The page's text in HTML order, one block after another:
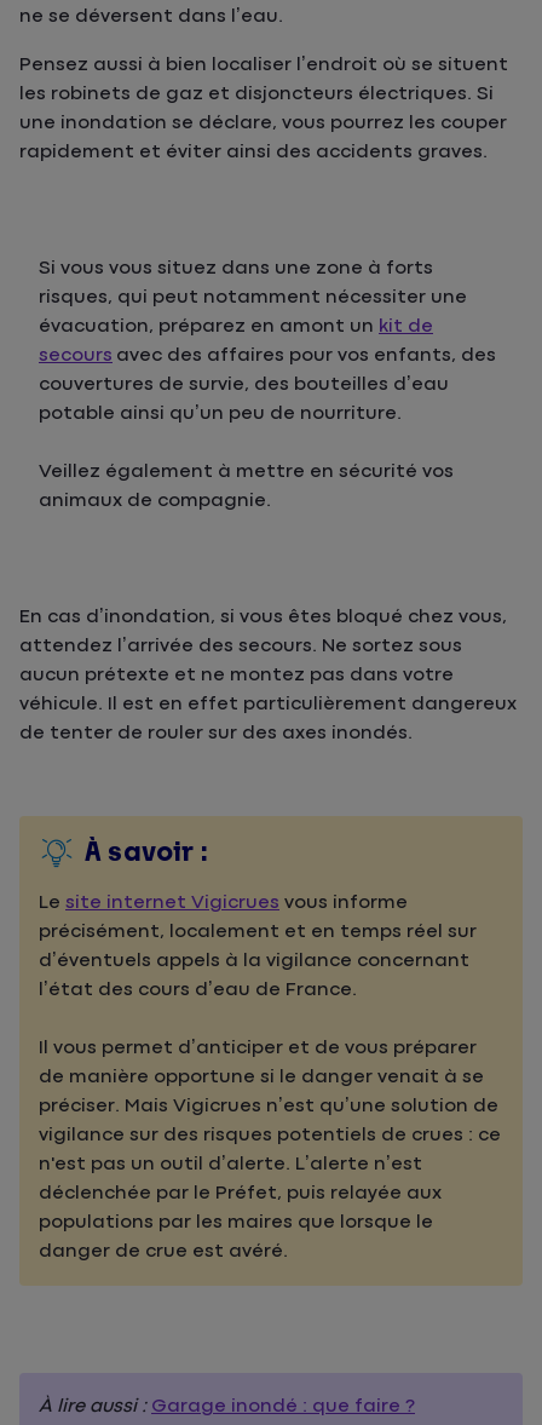
ne se déversent dans l’eau.
Pensez aussi à bien localiser l’endroit où se situent
les robinets de gaz et disjoncteurs électriques. Si
une inondation se déclare, vous pourrez les couper
rapidement et éviter ainsi des accidents graves.
Si vous vous situez dans une zone à forts
risques, qui peut notamment nécessiter une
évacuation, préparez en amont un kit de
secours avec des affaires pour vos enfants, des
couvertures de survie, des bouteilles d’eau
potable ainsi qu’un peu de nourriture.
Veillez également à mettre en sécurité vos
animaux de compagnie.
En cas d’inondation, si vous êtes bloqué chez vous,
attendez l’arrivée des secours. Ne sortez sous
aucun prétexte et ne montez pas dans votre
véhicule. Il est en effet particulièrement dangereux
de tenter de rouler sur des axes inondés.
À savoir :
Le site internet Vigicrues vous informe
précisément, localement et en temps réel sur
d’éventuels appels à la vigilance concernant
l’état des cours d’eau de France.
Il vous permet d’anticiper et de vous préparer
de manière opportune si le danger venait à se
préciser. Mais Vigicrues n’est qu’une solution de
vigilance sur des risques potentiels de crues : ce
n'est pas un outil d’alerte. L’alerte n’est
déclenchée par le Préfet, puis relayée aux
populations par les maires que lorsque le
danger de crue est avéré.
À lire aussi : Garage inondé : que faire ?